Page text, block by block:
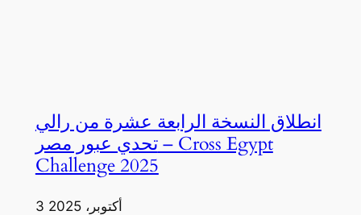
انطلاق النسخة الرابعة عشرة من رالي
تحدي عبور مصر – Cross Egypt
Challenge 2025
3 أكتوبر، 2025